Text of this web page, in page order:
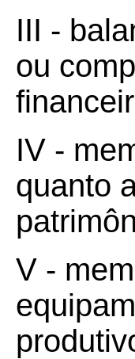
III -
ou
IV -
quanto
V -